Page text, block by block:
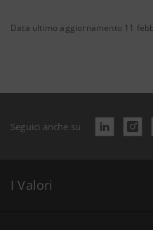
Data ultimo aggiornamento 11
Seguici anche su
I Valori